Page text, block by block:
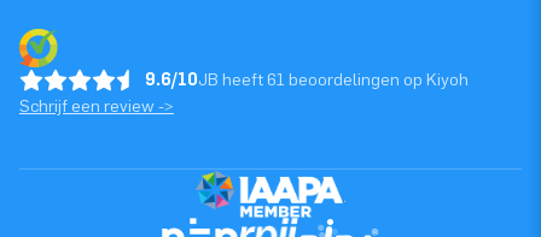
9.6/10JB heeft 61 beoordelingen op Kiyoh
Schrijf een review ->